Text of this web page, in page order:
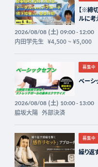
【※締
ルに考
フォー
2026/08/08(土) 09:00 - 12:00
内田学先生 ¥4,500~¥5,000
募集中
ベーシ
2026/08/08(土) 10:00 - 13:00
脇坂大陽 外部決済
募集中
繰り返